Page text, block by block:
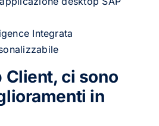
Integrata
Client, ci sono
in